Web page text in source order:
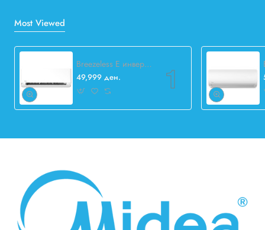
Most Viewed
Breezeless E инвертер 12.000 BTU
49,999 ден.